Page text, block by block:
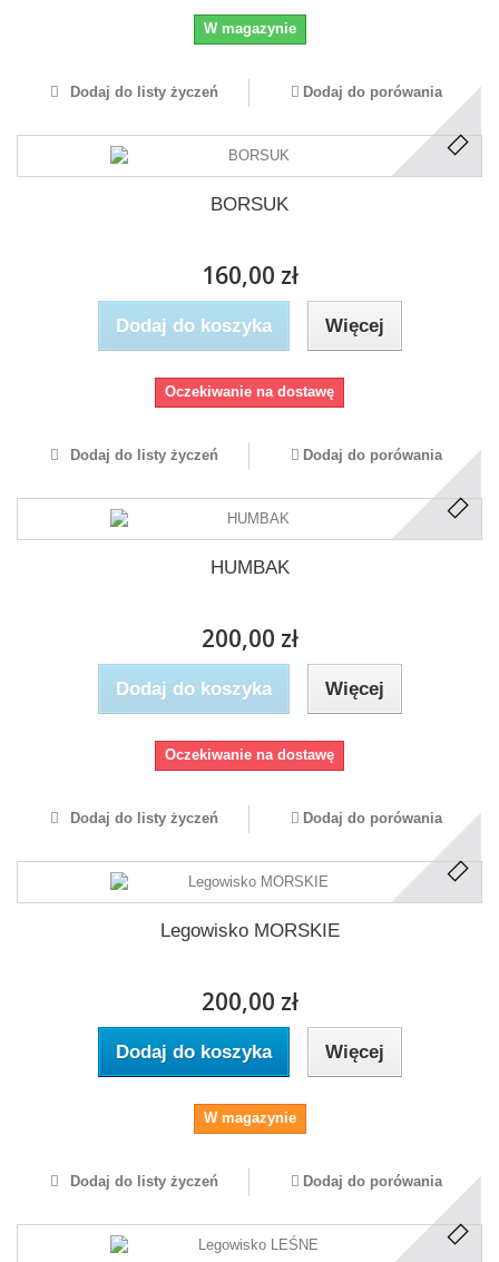
W magazynie
Dodaj do listy życzeń Dodaj do porówania
BORSUK
160,00 zł
Dodaj do koszyka Więcej
Oczekiwanie na dostawę
Dodaj do listy życzeń Dodaj do porówania
HUMBAK
200,00 zł
Dodaj do koszyka Więcej
Oczekiwanie na dostawę
Dodaj do listy życzeń Dodaj do porówania
Legowisko MORSKIE
200,00 zł
Dodaj do koszyka Więcej
W magazynie
Dodaj do listy życzeń Dodaj do porówania